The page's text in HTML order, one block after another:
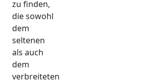
zu finden,
die sowohl
dem
seltenen
als auch
dem
verbreiteten